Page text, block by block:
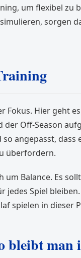
um flexibel zu
sorgen
Fokus. Hier geht
Off-Season
angepasst,
überfordern.
um Balance. Es
Spiel
spielen in dieser
bleibt man